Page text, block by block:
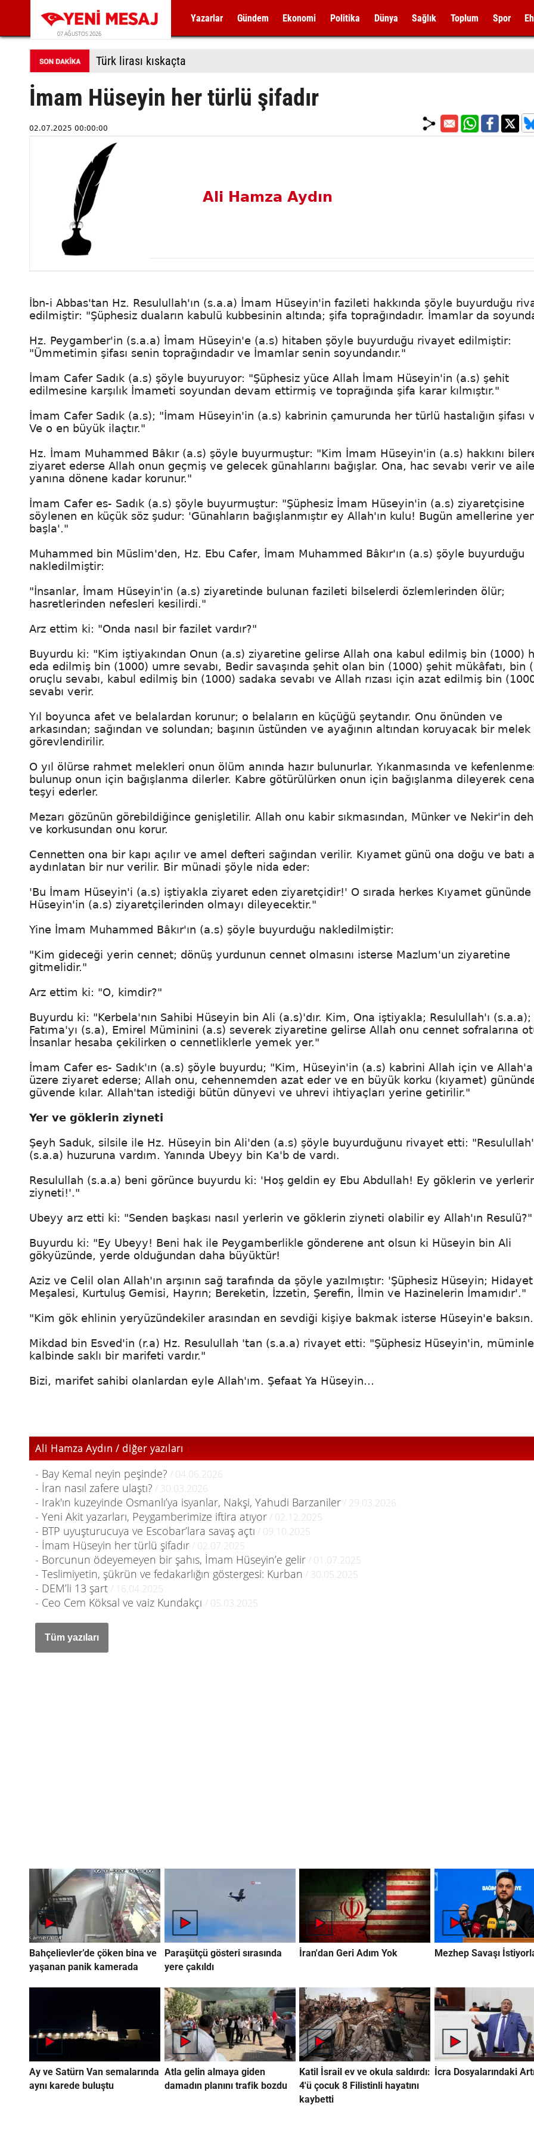
07 AĞUSTOS 2026
Yazarlar Gündem Ekonomi Politika Dünya Sağlık Toplum Spor
Türk lirası kıskaçta
İmam Hüseyin her türlü şifadır
02.07.2025 00:00:00
Ali Hamza Aydın
İbn-i Abbas'tan Hz. Resulullah'ın (s.a.a) İmam Hüseyin'in fazileti hakkında şöyle buyurduğu
edilmiştir: "Şüphesiz duaların kabulü kubbesinin altında; şifa toprağındadır. İmamlar da
Hz. Peygamber'in (s.a.a) İmam Hüseyin'e (a.s) hitaben şöyle buyurduğu rivayet edilmiştir:
"Ümmetimin şifası senin toprağındadır ve İmamlar senin soyundandır."
İmam Cafer Sadık (a.s) şöyle buyuruyor: "Şüphesiz yüce Allah İmam Hüseyin'in (a.s) şehit
edilmesine karşılık İmameti soyundan devam ettirmiş ve toprağında şifa karar kılmıştır."
İmam Cafer Sadık (a.s); "İmam Hüseyin'in (a.s) kabrinin çamurunda her türlü hastalığın şifası
Ve o en büyük ilaçtır."
Hz. İmam Muhammed Bâkır (a.s) şöyle buyurmuştur: "Kim İmam Hüseyin'in (a.s) hakkını
ziyaret ederse Allah onun geçmiş ve gelecek günahlarını bağışlar. Ona, hac sevabı verir ve
yanına dönene kadar korunur."
İmam Cafer es- Sadık (a.s) şöyle buyurmuştur: "Şüphesiz İmam Hüseyin'in (a.s) ziyaretçisine
söylenen en küçük söz şudur: 'Günahların bağışlanmıştır ey Allah'ın kulu! Bugün amellerine
başla'."
Muhammed bin Müslim'den, Hz. Ebu Cafer, İmam Muhammed Bâkır'ın (a.s) şöyle buyurduğu
nakledilmiştir:
"İnsanlar, İmam Hüseyin'in (a.s) ziyaretinde bulunan fazileti bilselerdi özlemlerinden ölür;
hasretlerinden nefesleri kesilirdi."
Arz ettim ki: "Onda nasıl bir fazilet vardır?"
Buyurdu ki: "Kim iştiyakından Onun (a.s) ziyaretine gelirse Allah ona kabul edilmiş bin (1000)
eda edilmiş bin (1000) umre sevabı, Bedir savaşında şehit olan bin (1000) şehit mükâfatı, bin
oruçlu sevabı, kabul edilmiş bin (1000) sadaka sevabı ve Allah rızası için azat edilmiş bin
sevabı verir.
Yıl boyunca afet ve belalardan korunur; o belaların en küçüğü şeytandır. Onu önünden ve
arkasından; sağından ve solundan; başının üstünden ve ayağının altından koruyacak bir melek
görevlendirilir.
O yıl ölürse rahmet melekleri onun ölüm anında hazır bulunurlar. Yıkanmasında ve
bulunup onun için bağışlanma dilerler. Kabre götürülürken onun için bağışlanma dileyerek
teşyi ederler.
Mezarı gözünün görebildiğince genişletilir. Allah onu kabir sıkmasından, Münker ve Nekir'in
ve korkusundan onu korur.
Cennetten ona bir kapı açılır ve amel defteri sağından verilir. Kıyamet günü ona doğu ve batı
aydınlatan bir nur verilir. Bir münadi şöyle nida eder:
'Bu İmam Hüseyin'i (a.s) iştiyakla ziyaret eden ziyaretçidir!' O sırada herkes Kıyamet
Hüseyin'in (a.s) ziyaretçilerinden olmayı dileyecektir."
Yine İmam Muhammed Bâkır'ın (a.s) şöyle buyurduğu nakledilmiştir:
"Kim gideceği yerin cennet; dönüş yurdunun cennet olmasını isterse Mazlum'un ziyaretine
gitmelidir."
Arz ettim ki: "O, kimdir?"
Buyurdu ki: "Kerbela'nın Sahibi Hüseyin bin Ali (a.s)'dır. Kim, Ona iştiyakla; Resulullah'ı (s.a.a);
Fatıma'yı (s.a), Emirel Müminini (a.s) severek ziyaretine gelirse Allah onu cennet sofralarına
İnsanlar hesaba çekilirken o cennetliklerle yemek yer."
İmam Cafer es- Sadık'ın (a.s) şöyle buyurdu; "Kim, Hüseyin'in (a.s) kabrini Allah için ve
üzere ziyaret ederse; Allah onu, cehennemden azat eder ve en büyük korku (kıyamet)
güvende kılar. Allah'tan istediği bütün dünyevi ve uhrevi ihtiyaçları yerine getirilir."
Yer ve göklerin ziyneti
Şeyh Saduk, silsile ile Hz. Hüseyin bin Ali'den (a.s) şöyle buyurduğunu rivayet etti:
(s.a.a) huzuruna vardım. Yanında Ubeyy bin Ka'b de vardı.
Resulullah (s.a.a) beni görünce buyurdu ki: 'Hoş geldin ey Ebu Abdullah! Ey göklerin ve
ziyneti!'."
Ubeyy arz etti ki: "Senden başkası nasıl yerlerin ve göklerin ziyneti olabilir ey Allah'ın Resulü?"
Buyurdu ki: "Ey Ubeyy! Beni hak ile Peygamberlikle gönderene ant olsun ki Hüseyin bin Ali
gökyüzünde, yerde olduğundan daha büyüktür!
Aziz ve Celil olan Allah'ın arşının sağ tarafında da şöyle yazılmıştır: 'Şüphesiz Hüseyin; Hidayet
Meşalesi, Kurtuluş Gemisi, Hayrın; Bereketin, İzzetin, Şerefin, İlmin ve Hazinelerin İmamıdır'."
"Kim gök ehlinin yeryüzündekiler arasından en sevdiği kişiye bakmak isterse Hüseyin'e
Mikdad bin Esved'in (r.a) Hz. Resulullah 'tan (s.a.a) rivayet etti: "Şüphesiz Hüseyin'in,
kalbinde saklı bir marifeti vardır."
Bizi, marifet sahibi olanlardan eyle Allah'ım. Şefaat Ya Hüseyin…
Ali Hamza Aydın / diğer yazıları
- Bay Kemal neyin peşinde? / 04.06.2026
- İran nasıl zafere ulaştı? / 30.03.2026
- Irak'ın kuzeyinde Osmanlı’ya isyanlar, Nakşi, Yahudi Barzaniler / 29.03.2026
- Yeni Akit yazarları, Peygamberimize iftira atıyor / 02.12.2025
- BTP uyuşturucuya ve Escobar’lara savaş açtı / 09.10.2025
- İmam Hüseyin her türlü şifadır / 02.07.2025
- Borcunun ödeyemeyen bir şahıs, İmam Hüseyin’e gelir / 01.07.2025
- Teslimiyetin, şükrün ve fedakarlığın göstergesi: Kurban / 30.05.2025
- DEM’li 13 şart / 16.04.2025
- Ceo Cem Köksal ve vaiz Kundakçı / 05.03.2025
Bahçelievler’de çöken bina ve
yaşanan panik kamerada
Paraşütçü gösteri sırasında
yere çakıldı
İran'dan Geri Adım Yok Mezhep Savaşı
Ay ve Satürn Van semalarında
aynı karede buluştu
Atla gelin almaya giden
damadın planını trafik bozdu
Katil İsrail ev ve okula saldırdı:
4'ü çocuk 8 Filistinli hayatını
kaybetti
İcra Dosyalarındaki